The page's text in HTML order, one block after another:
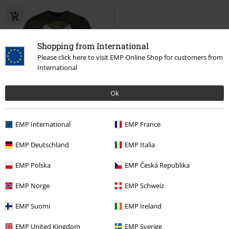
Shopping from International
Please click here to visit EMP Online Shop for customers from
International
Ok
EMP International EMP France
EMP Deutschland EMP Italia
EMP Polska EMP Česká Republika
EMP Norge EMP Schweiz
EMP Suomi EMP Ireland
EMP United Kingdom EMP Sverige
Exklusiv Auch in Plus Size
29,99 €
Dookie Scene Green Day
Shirt